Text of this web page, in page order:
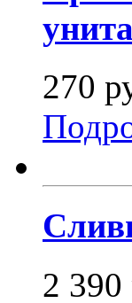
270
2 390